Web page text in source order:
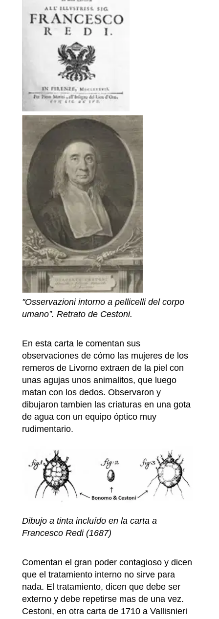
"Osservazioni intorno a pellicelli del corpo
umano”. Retrato de Cestoni.
En esta carta le comentan sus
observaciones de cómo las mujeres de los
remeros de Livorno extraen de la piel con
unas agujas unos animalitos, que luego
matan con los dedos. Observaron y
dibujaron tambien las criaturas en una gota
de agua con un equipo óptico muy
rudimentario.
Dibujo a tinta incluído en la carta a
Francesco Redi (1687)
Comentan el gran poder contagioso y dicen
que el tratamiento interno no sirve para
nada. El tratamiento, dicen que debe ser
externo y debe repetirse mas de una vez.
Cestoni, en otra carta de 1710 a Vallisnieri